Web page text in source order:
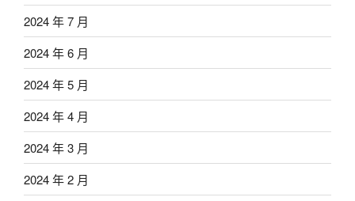
2024 年 7 月
2024 年 6 月
2024 年 5 月
2024 年 4 月
2024 年 3 月
2024 年 2 月